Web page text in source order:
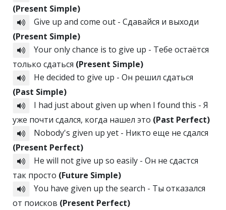
(Present Simple)
Give up and come out - Сдавайся и выходи
(Present Simple)
Your only chance is to give up - Тебе остаётся
только сдаться (Present Simple)
He decided to give up - Он решил сдаться
(Past Simple)
I had just about given up when I found this - Я
уже почти сдался, когда нашел это (Past Perfect)
Nobody's given up yet - Никто еще не сдался
(Present Perfect)
He will not give up so easily - Он не сдастся
так просто (Future Simple)
You have given up the search - Ты отказался
от поисков (Present Perfect)